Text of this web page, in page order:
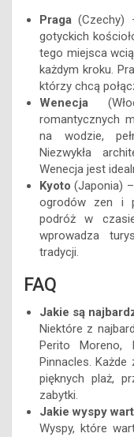
Praga (Czechy)
gotyckich
tego miejsca
każdym kroku.
którzy chcą
Wenecja
romantycznych
na wodzie,
Niezwykła
Wenecja jest
Kyoto (Japonia)
ogrodów zen i
podróż w
wprowadza
tradycji.
FAQ
Jakie są
Niektóre z
Perito Moreno,
Pinnacles.
pięknych plaż,
zabytki.
Jakie wyspy
Wyspy, które